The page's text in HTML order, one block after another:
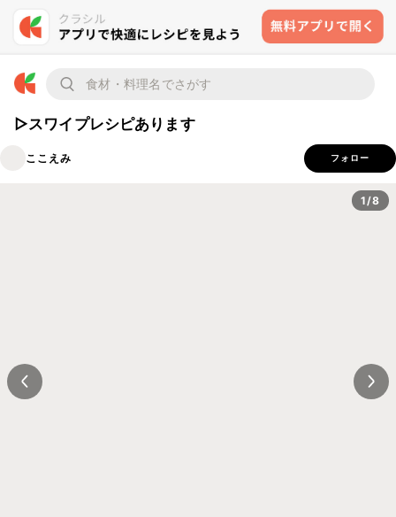
▷スワイプレシピあります
ここえみ フォロー
1/8